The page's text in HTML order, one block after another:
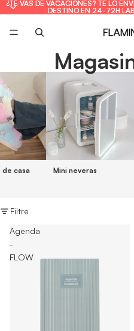
¿TE VAS DE VACACIONES? TE LO
DESTINO EN 24-72H
¿TE VAS DE VACACIONES? TE LO
DESTINO EN 24-72H
de casa Mini neveras
Filtre
Agenda
-
FLOW